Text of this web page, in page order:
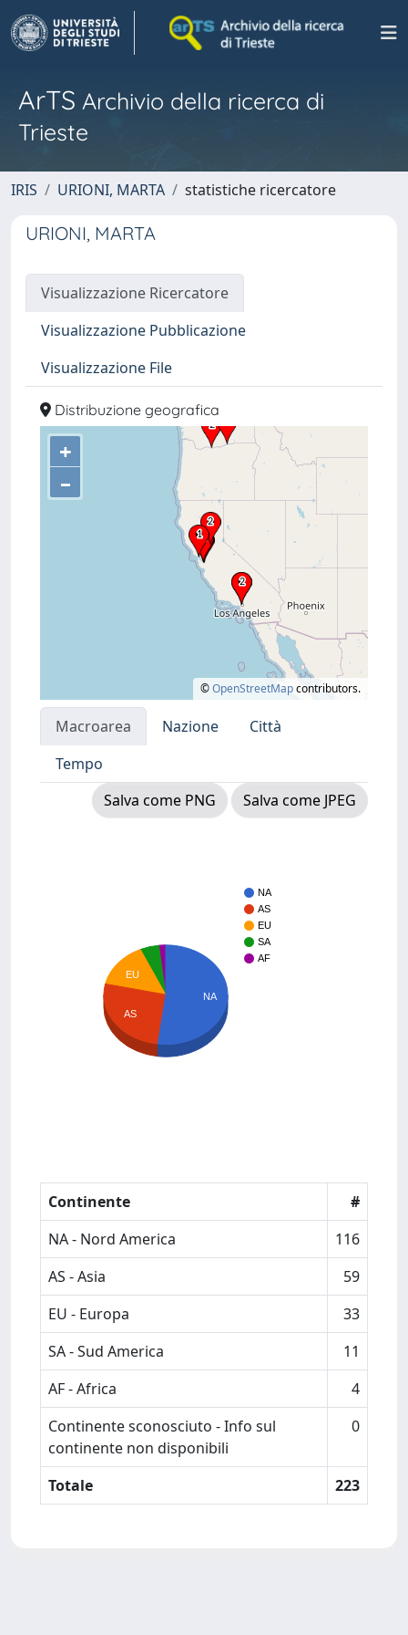
ArTS Archivio della ricerca di
Trieste
IRIS URIONI, MARTA statistiche ricercatore
URIONI, MARTA
Visualizzazione Ricercatore
Visualizzazione Pubblicazione
Visualizzazione File
Distribuzione geografica
+
–
©OpenStreetMapcontributors.
Macroarea Nazione
Città
Tempo
Salva come PNG
Salva come JPEG
NA
AS
EU
SA
AF
EU
AS
NA
Continente
#
NA - Nord America
116
AS - Asia
59
EU - Europa
33
SA - Sud America
11
AF - Africa
4
Continente sconosciuto - Info sul
continente non disponibili
0
Totale 223